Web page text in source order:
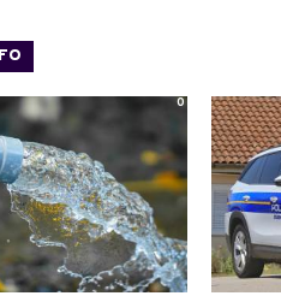
0